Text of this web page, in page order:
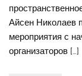
Айсен Николаев
мероприятия с
организаторов […]